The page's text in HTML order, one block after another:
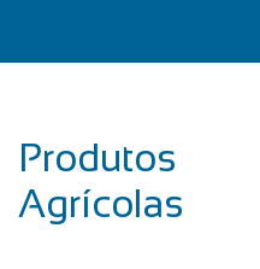
Produtos
Agrícolas